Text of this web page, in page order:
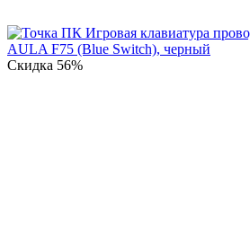
Скидка 56%